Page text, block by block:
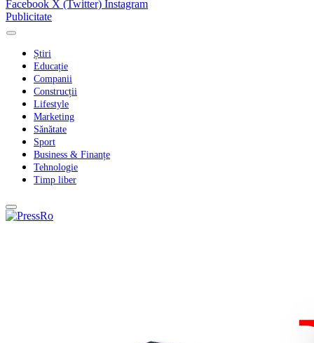
Facebook X (Twitter) Instagram
Publicitate
Știri
Educație
Companii
Construcții
Lifestyle
Marketing
Sănătate
Sport
Business & Finanțe
Tehnologie
Timp liber